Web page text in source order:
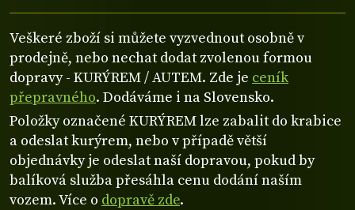
Veškeré zboží si můžete vyzvednout osobně v
prodejně, nebo nechat dodat zvolenou formou
dopravy - KURÝREM / AUTEM. Zde je ceník
přepravného. Dodáváme i na Slovensko.
Položky označené KURÝREM lze zabalit do krabice
a odeslat kurýrem, nebo v případě větší
objednávky je odeslat naší dopravou, pokud by
balíková služba přesáhla cenu dodání naším
vozem. Více o dopravě zde.